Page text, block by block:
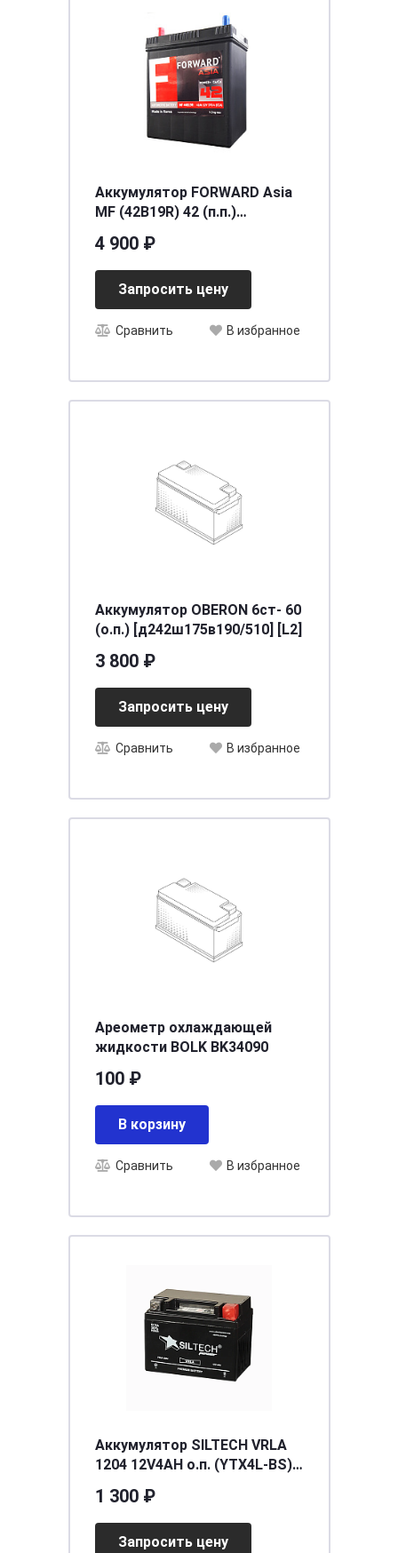
Аккумулятор FORWARD Asia
MF (42B19R) 42 (п.п.)
4 900 ₽
Запросить цену
Сравнить В избранное
Аккумулятор OBERON 6ст- 60
(о.п.) [д242ш175в190/510] [L2]
3 800 ₽
Запросить цену
Сравнить В избранное
Ареометр охлаждающей
жидкости BOLK BK34090
100 ₽
В корзину
Сравнить В избранное
Аккумулятор SILTECH VRLA
1204 12V4AH о.п. (YTX4L-BS)
1 300 ₽
Запросить цену